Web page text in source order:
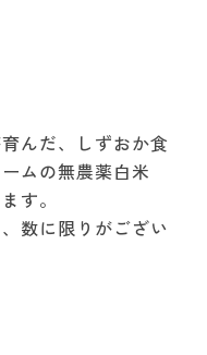
んだ、しずおか食
ムの無農薬白米
す。
数に限りがござい